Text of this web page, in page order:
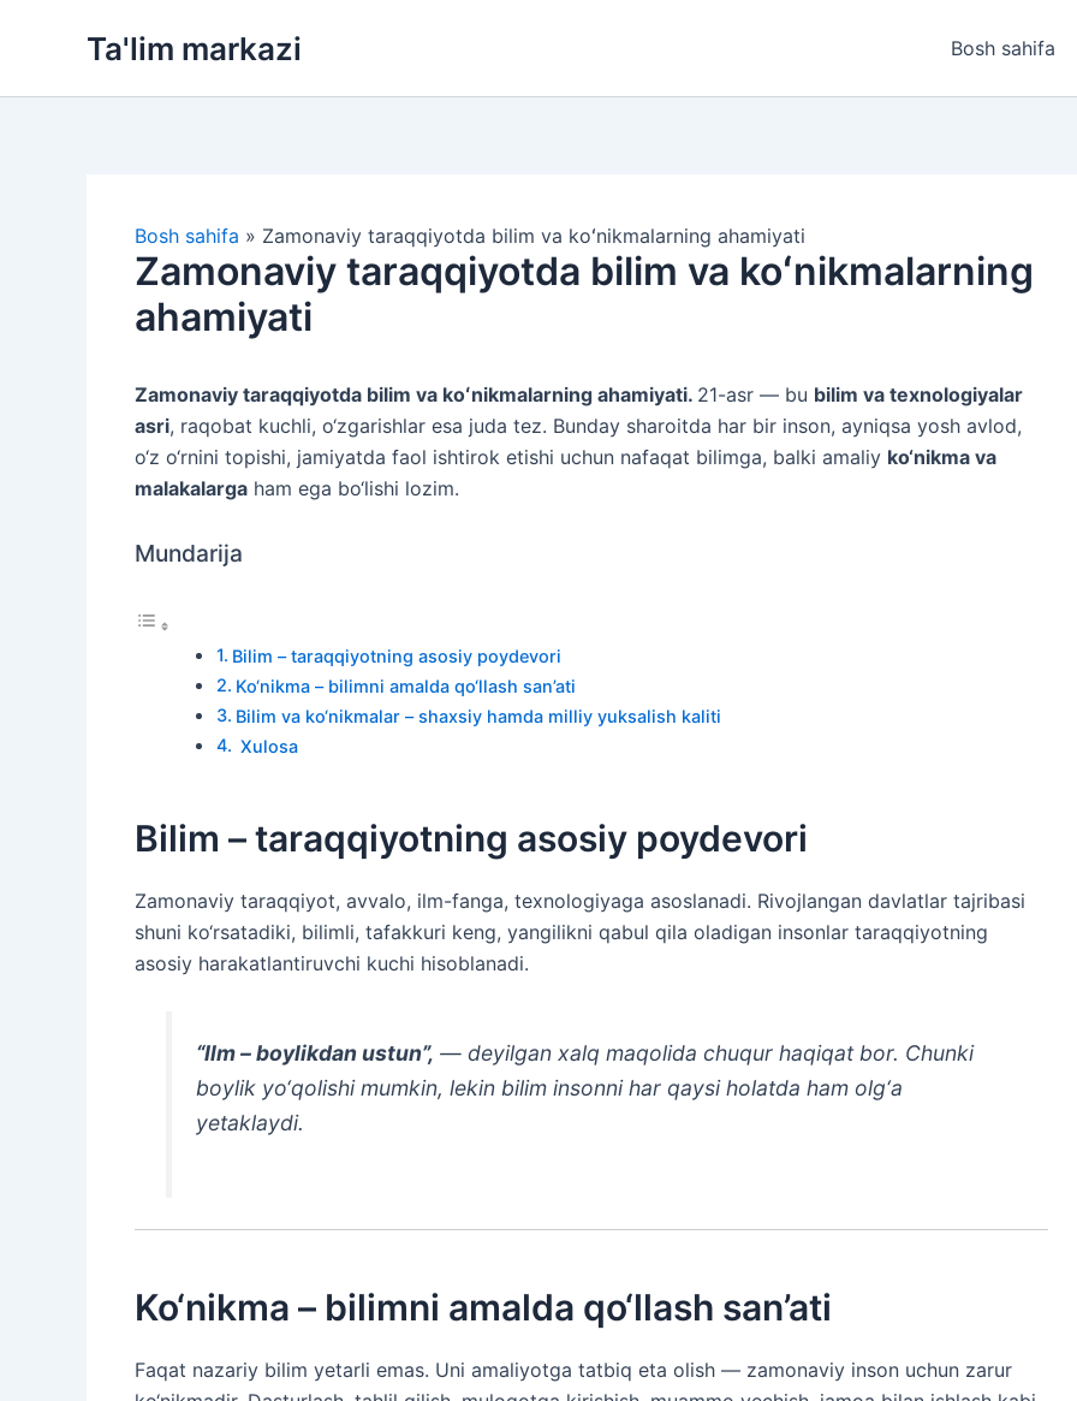
Ta'lim markazi Bosh sahifa
Bosh sahifa » Zamonaviy taraqqiyotda bilim va koʻnikmalarning ahamiyati
Zamonaviy taraqqiyotda bilim va koʻnikmalarning
ahamiyati
Zamonaviy taraqqiyotda bilim va koʻnikmalarning ahamiyati. 21-asr — bu bilim va texnologiyalar
asri, raqobat kuchli, o‘zgarishlar esa juda tez. Bunday sharoitda har bir inson, ayniqsa yosh avlod,
o‘z o‘rnini topishi, jamiyatda faol ishtirok etishi uchun nafaqat bilimga, balki amaliy ko‘nikma va
malakalarga ham ega bo‘lishi lozim.
Mundarija
Bilim – taraqqiyotning asosiy poydevori
Ko‘nikma – bilimni amalda qo‘llash san’ati
Bilim va ko‘nikmalar – shaxsiy hamda milliy yuksalish kaliti
Xulosa
Bilim – taraqqiyotning asosiy poydevori
Zamonaviy taraqqiyot, avvalo, ilm-fanga, texnologiyaga asoslanadi. Rivojlangan davlatlar tajribasi
shuni ko‘rsatadiki, bilimli, tafakkuri keng, yangilikni qabul qila oladigan insonlar taraqqiyotning
asosiy harakatlantiruvchi kuchi hisoblanadi.
“Ilm – boylikdan ustun”, — deyilgan xalq maqolida chuqur haqiqat bor. Chunki
boylik yo‘qolishi mumkin, lekin bilim insonni har qaysi holatda ham olg‘a
yetaklaydi.
Ko‘nikma – bilimni amalda qo‘llash san’ati
Faqat nazariy bilim yetarli emas. Uni amaliyotga tatbiq eta olish — zamonaviy inson uchun zarur